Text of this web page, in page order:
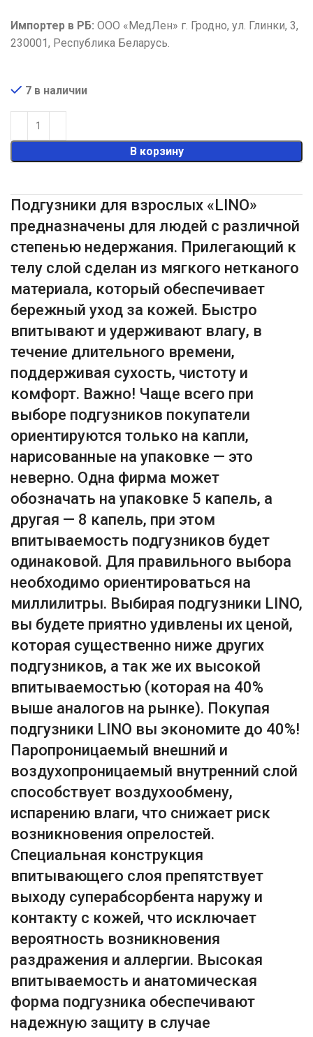
Импортер в РБ: ООО «МедЛен» г. Гродно, ул. Глинки, 3,
230001, Республика Беларусь.
7 в наличии
В корзину
Подгузники для взрослых «LINO»
предназначены для людей с различной
степенью недержания. Прилегающий к
телу слой сделан из мягкого нетканого
материала, который обеспечивает
бережный уход за кожей. Быстро
впитывают и удерживают влагу, в
течение длительного времени,
поддерживая сухость, чистоту и
комфорт. Важно! Чаще всего при
выборе подгузников покупатели
ориентируются только на капли,
нарисованные на упаковке — это
неверно. Одна фирма может
обозначать на упаковке 5 капель, а
другая — 8 капель, при этом
впитываемость подгузников будет
одинаковой. Для правильного выбора
необходимо ориентироваться на
миллилитры. Выбирая подгузники LINO,
вы будете приятно удивлены их ценой,
которая существенно ниже других
подгузников, а так же их высокой
впитываемостью (которая на 40%
выше аналогов на рынке). Покупая
подгузники LINO вы экономите до 40%!
Паропроницаемый внешний и
воздухопроницаемый внутренний слой
способствует воздухообмену,
испарению влаги, что снижает риск
возникновения опрелостей.
Специальная конструкция
впитывающего слоя препятствует
выходу суперабсорбента наружу и
контакту с кожей, что исключает
вероятность возникновения
раздражения и аллергии. Высокая
впитываемость и анатомическая
форма подгузника обеспечивают
надежную защиту в случае